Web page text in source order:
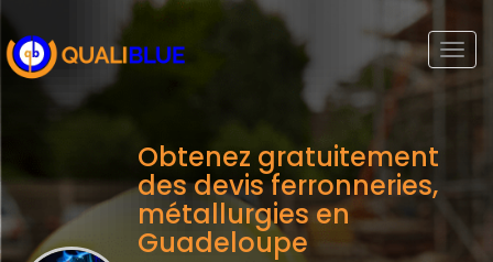
Obtenez gratuitement
des devis ferronneries,
métallurgies en
Guadeloupe